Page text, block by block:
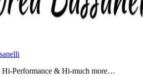
Performance & Hi-much more…